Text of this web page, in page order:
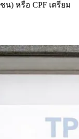
) หรือ CPF เตรียม